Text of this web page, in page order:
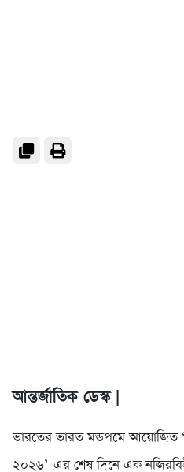
আন্তর্জাতিক ডেস্ক |
ভারতের ভারত মন্ডপমে আয়োজিত
২০২৬’-এর শেষ দিনে এক